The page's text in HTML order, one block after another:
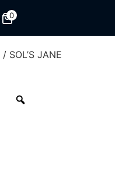
0
/ SOL’S JANE